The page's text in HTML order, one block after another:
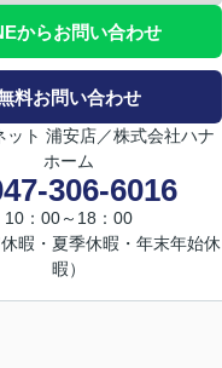
からお問い合わせ
料お問い合わせ
ット 浦安店／株式会社ハナ
ホーム
306-6016
10：00～18：00
休暇・夏季休暇・年末年始休
暇）